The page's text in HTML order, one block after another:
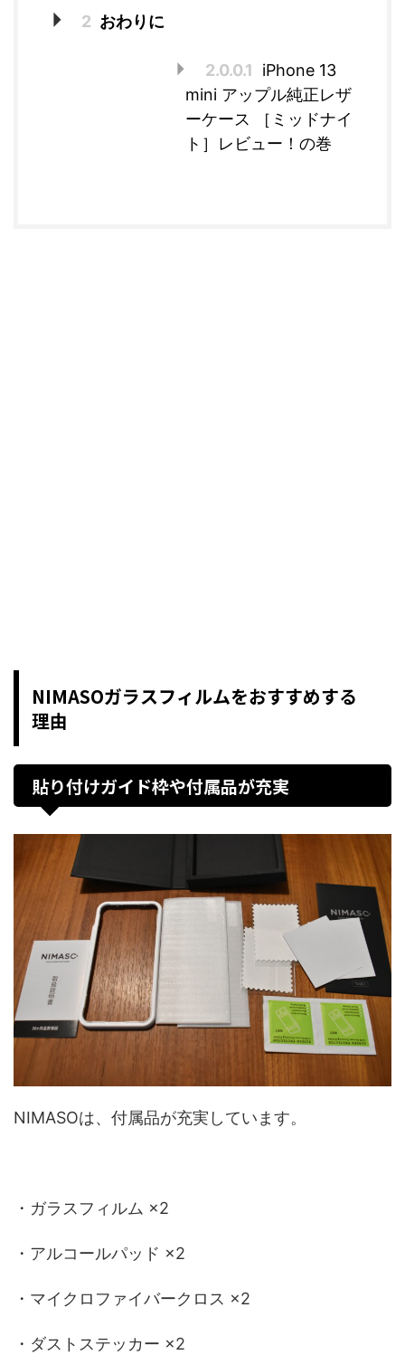
2 おわりに
2.0.0.1
iPhone 13
mini アップル純正レザ
ーケース ［ミッドナイ
ト］レビュー！の巻
NIMASOガラスフィルムをおすすめする
理由
貼り付けガイド枠や付属品が充実
NIMASOは、付属品が充実しています。
・ガラスフィルム ×2
・アルコールパッド ×2
・マイクロファイバークロス ×2
・ダストステッカー ×2